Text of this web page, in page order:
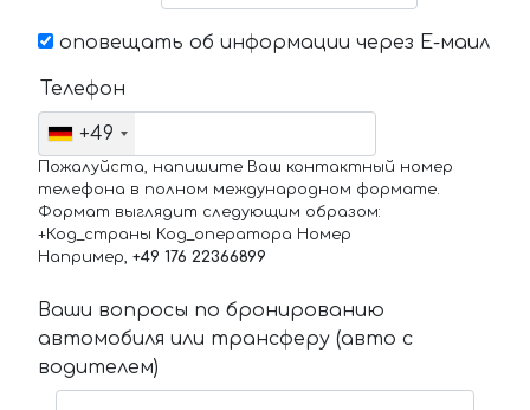
оповещать об информации через Е-маил
Телефон
+49
Пожалуйста, напишите Ваш контактный номер
телефона в полном международном формате.
Формат выглядит следующим образом:
+Код_страны Код_оператора Номер
Например, +49 176 22366899
Ваши вопросы по бронированию
автомобиля или трансферу (авто с
водителем)